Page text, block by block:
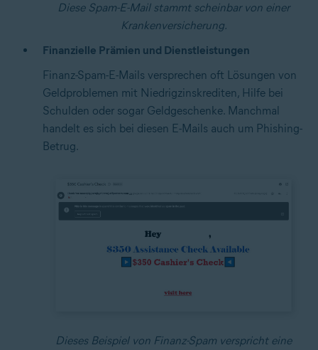
Diese Spam-E-Mail stammt scheinbar von einer
Krankenversicherung.
Finanzielle Prämien und Dienstleistungen
Finanz-Spam-E-Mails versprechen oft Lösungen von
Geldproblemen mit Niedrigzinskrediten, Hilfe bei
Schulden oder sogar Geldgeschenke. Manchmal
handelt es sich bei diesen E-Mails auch um Phishing-
Betrug.
Dieses Beispiel von Finanz-Spam verspricht eine